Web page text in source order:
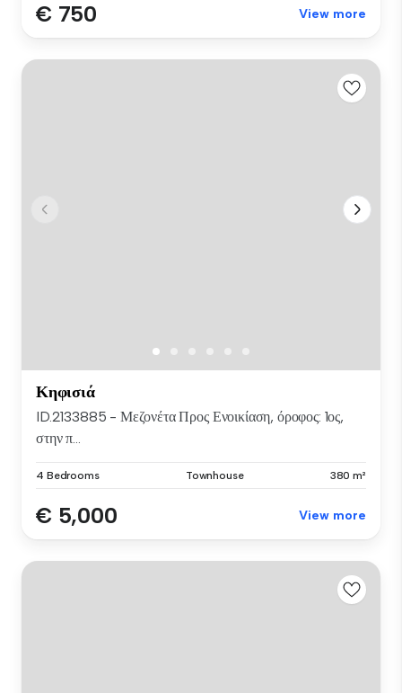
€ 750 View more
Κηφισιά
ID.2133885 - Μεζονέτα Προς Ενοικίαση, όροφος: 1ος,
στην π...
4 Bedrooms Townhouse 380 m²
€ 5,000 View more